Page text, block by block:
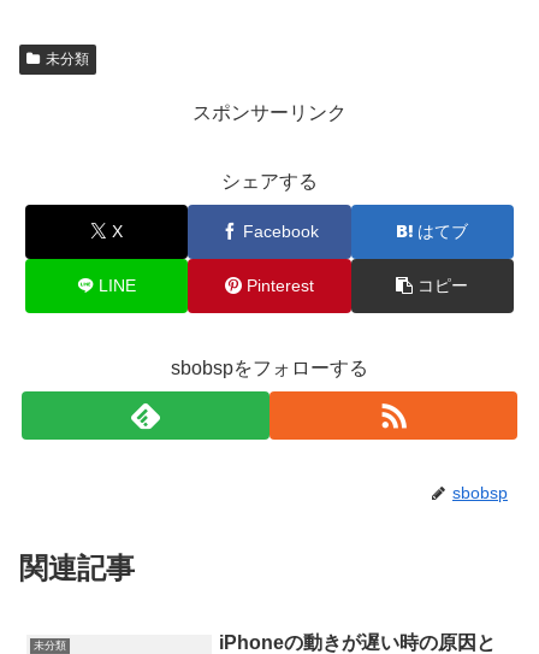
未分類
スポンサーリンク
シェアする
X Facebook はてブ
LINE Pinterest コピー
sbobspをフォローする
sbobsp
関連記事
未分類
iPhoneの動きが遅い時の原因と